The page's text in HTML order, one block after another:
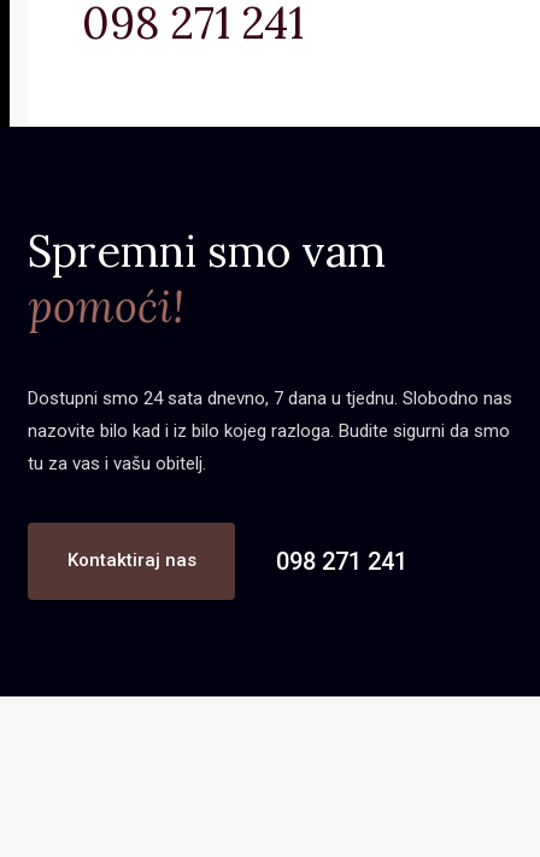
098 271 241
Spremni smo vam
pomoći!
Dostupni smo 24 sata dnevno, 7 dana u tjednu. Slobodno nas
nazovite bilo kad i iz bilo kojeg razloga. Budite sigurni da smo
tu za vas i vašu obitelj.
Kontaktiraj nas 098 271 241